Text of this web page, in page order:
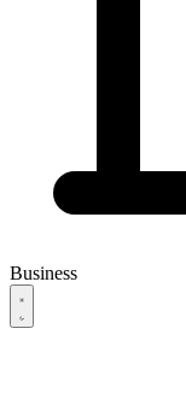
Business